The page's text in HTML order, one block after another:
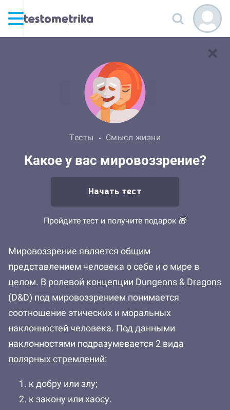
Тесты Смысл жизни
Какое у вас мировоззрение?
Начать тест
Пройдите тест и получите подарок 🎁
Мировоззрение является общим
представлением человека о себе и о мире в
целом. В ролевой концепции Dungeons & Dragons
(D&D) под мировоззрением понимается
соотношение этических и моральных
наклонностей человека. Под данными
наклонностями подразумевается 2 вида
полярных стремлений:
к добру или злу;
к закону или хаосу.